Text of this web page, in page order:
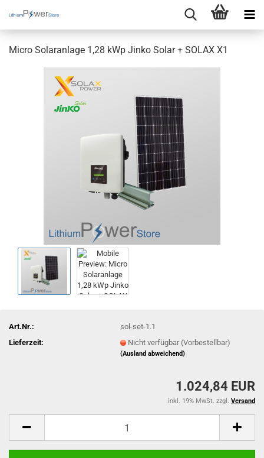
Micro Solaranlage 1,28 kWp Jinko Solar + SOLAX X1
Art.Nr.:
sol-set-1.1
Lieferzeit:
Nicht verfügbar (Vorbestellbar)
(Ausland abweichend)
1.024,84 EUR
inkl. 19% MwSt. zzgl. Versand